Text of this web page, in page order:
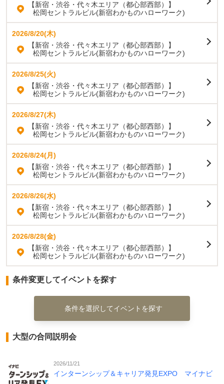
【新宿・渋谷・代々木エリア（都心部西部）】
松岡セントラルビル(新宿わかものハローワーク)
2026/8/20(木)
【新宿・渋谷・代々木エリア（都心部西部）】
松岡セントラルビル(新宿わかものハローワーク)
2026/8/25(火)
【新宿・渋谷・代々木エリア（都心部西部）】
松岡セントラルビル(新宿わかものハローワーク)
2026/8/27(木)
【新宿・渋谷・代々木エリア（都心部西部）】
松岡セントラルビル(新宿わかものハローワーク)
2026/8/24(月)
【新宿・渋谷・代々木エリア（都心部西部）】
松岡セントラルビル(新宿わかものハローワーク)
2026/8/26(水)
【新宿・渋谷・代々木エリア（都心部西部）】
松岡セントラルビル(新宿わかものハローワーク)
2026/8/28(金)
【新宿・渋谷・代々木エリア（都心部西部）】
松岡セントラルビル(新宿わかものハローワーク)
条件変更してイベントを探す
条件を選択してイベントを探す
大型の合同説明会
2026/11/21
インターンシップ＆キャリア発見EXPO マイナビ